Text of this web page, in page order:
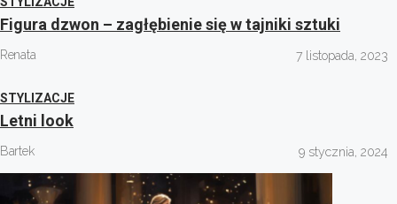
Figura dzwon – zagłębienie się w tajniki sztuki
Renata 7 listopada, 2023
STYLIZACJE
Letni look
Bartek 9 stycznia, 2024